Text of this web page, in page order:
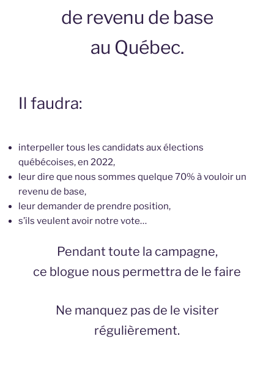
de revenu de base
au Québec.
Il faudra:
interpeller tous les candidats aux élections
québécoises, en 2022,
leur dire que nous sommes quelque 70% à vouloir un
revenu de base,
leur demander de prendre position,
s’ils veulent avoir notre vote…
Pendant toute la campagne,
ce blogue nous permettra de le faire
Ne manquez pas de le visiter
régulièrement.